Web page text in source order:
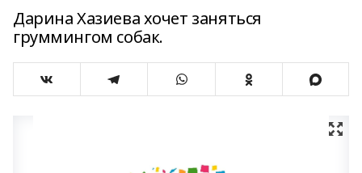
Дарина Хазиева хочет заняться
груммингом собак.